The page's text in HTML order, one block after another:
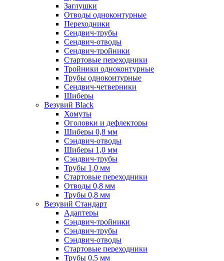
Заглушки
Отводы одноконтурные
Переходники
Сендвич-трубы
Сендвич-отводы
Сендвич-тройники
Стартовые переходники
Тройники одноконтурные
Трубы одноконтурные
Сендвич-четверники
Шиберы
Везувий Black
Хомуты
Оголовки и дефлекторы
Шиберы 0,8 мм
Сэндвич-отводы
Шиберы 1,0 мм
Сэндвич-трубы
Трубы 1,0 мм
Стартовые переходники
Отводы 0,8 мм
Трубы 0,8 мм
Везувий Стандарт
Адаптеры
Сэндвич-тройники
Сэндвич-трубы
Сэндвич-отводы
Стартовые переходники
Трубы 0,5 мм